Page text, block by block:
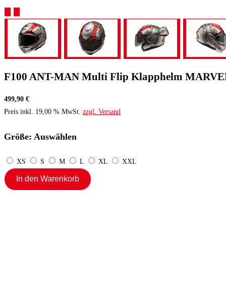
F100 ANT-MAN Multi Flip Klapphelm
499,90 €
Preis inkl. 19,00 % MwSt. zzgl. Versand
Größe: Auswählen
XS S M L XL XXL
In den Warenkorb